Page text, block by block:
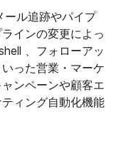
ール追跡やパイプ
インの変更によっ
、フォローアッ
った営業・マーケ
ンペーンや顧客エ
ィング自動化機能